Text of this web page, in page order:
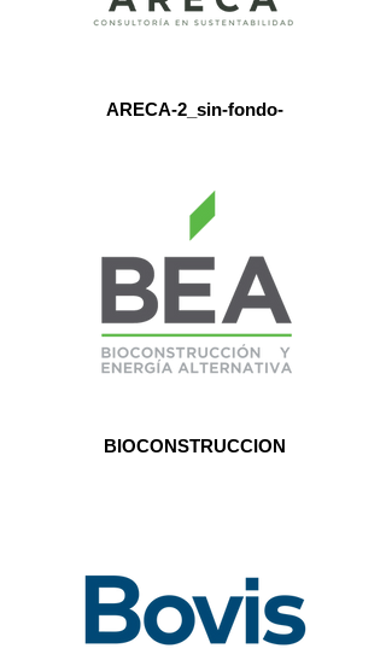
ARECA-2_sin-fondo-
BIOCONSTRUCCION